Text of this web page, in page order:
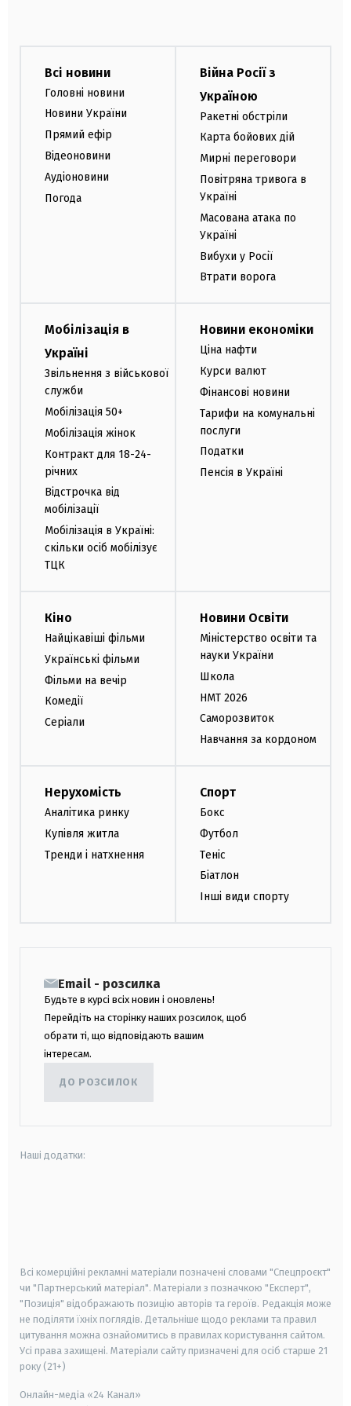
Всі новини
Головні новини
Новини України
Прямий ефір
Відеоновини
Аудіоновини
Погода
Війна Росії з
Україною
Ракетні обстріли
Карта бойових дій
Мирні переговори
Повітряна тривога в
Україні
Масована атака по
Україні
Вибухи у Росії
Втрати ворога
Мобілізація в
Україні
Звільнення з військової
служби
Мобілізація 50+
Мобілізація жінок
Контракт для 18-24-
річних
Відстрочка від
мобілізації
Мобілізація в Україні:
скільки осіб мобілізує
ТЦК
Новини економіки
Ціна нафти
Курси валют
Фінансові новини
Тарифи на комунальні
послуги
Податки
Пенсія в Україні
Кіно
Найцікавіші фільми
Українські фільми
Фільми на вечір
Комедії
Серіали
Новини Освіти
Міністерство освіти та
науки України
Школа
НМТ 2026
Саморозвиток
Навчання за кордоном
Нерухомість
Аналітика ринку
Купівля житла
Тренди і натхнення
Спорт
Бокс
Футбол
Теніс
Біатлон
Інші види спорту
Email - розсилка
Будьте в курсі всіх новин і оновлень!
Перейдіть на сторінку наших розсилок, щоб
обрати ті, що відповідають вашим
інтересам.
ДО РОЗСИЛОК
Наші додатки:
Всі комерційні рекламні матеріали позначені словами "Спецпроєкт"
чи "Партнерський матеріал". Матеріали з позначкою "Експерт",
"Позиція" відображають позицію авторів та героїв. Редакція може
не поділяти їхніх поглядів. Детальніше щодо реклами та правил
цитування можна ознайомитись в правилах користування сайтом.
Усі права захищені. Матеріали сайту призначені для осіб старше 21
року (21+)
Онлайн-медіа «24 Канал»